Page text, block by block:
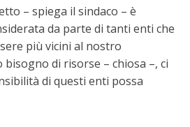
– spiega il sindaco – è
da parte di tanti enti che
più vicini al nostro
di risorse – chiosa –, ci
di questi enti possa